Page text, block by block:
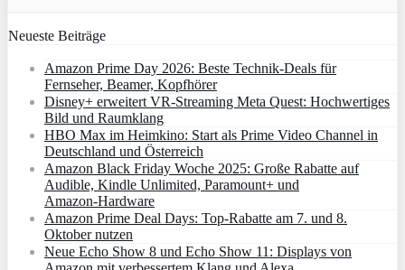
Neueste Beiträge
Amazon Prime Day 2026: Beste Technik-Deals für
Fernseher, Beamer, Kopfhörer
Disney+ erweitert VR‑Streaming Meta Quest: Hochwertiges
Bild und Raumklang
HBO Max im Heimkino: Start als Prime Video Channel in
Deutschland und Österreich
Amazon Black Friday Woche 2025: Große Rabatte auf
Audible, Kindle Unlimited, Paramount+ und
Amazon‑Hardware
Amazon Prime Deal Days: Top-Rabatte am 7. und 8.
Oktober nutzen
Neue Echo Show 8 und Echo Show 11: Displays von